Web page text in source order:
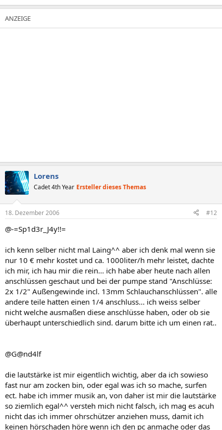
Lorens
Cadet 4th Year Ersteller dieses Themas
18. Dezember 2006 #12
@-=Sp1d3r_J4y!!=
ich kenn selber nicht mal Laing^^ aber ich denk mal wenn sie
nur 10 € mehr kostet und ca. 1000liter/h mehr leistet, dachte
ich mir, ich hau mir die rein... ich habe aber heute nach allen
anschlüssen geschaut und bei der pumpe stand "Anschlüsse:
2x 1/2" Außengewinde incl. 13mm Schlauchanschlüssen". alle
andere teile hatten einen 1/4 anschluss... ich weiss selber
nicht welche ausmaßen diese anschlüsse haben, oder ob sie
überhaupt unterschiedlich sind. darum bitte ich um einen rat..
@G@nd4lf
die lautstärke ist mir eigentlich wichtig, aber da ich sowieso
fast nur am zocken bin, oder egal was ich so mache, surfen
ect. habe ich immer musik an, von daher ist mir die lautstärke
so ziemlich egal^^ versteh mich nicht falsch, ich mag es acuh
nicht das ich immer ohrschützer anziehen muss, damit ich
keinen hörschaden höre wenn ich den pc anmache oder das